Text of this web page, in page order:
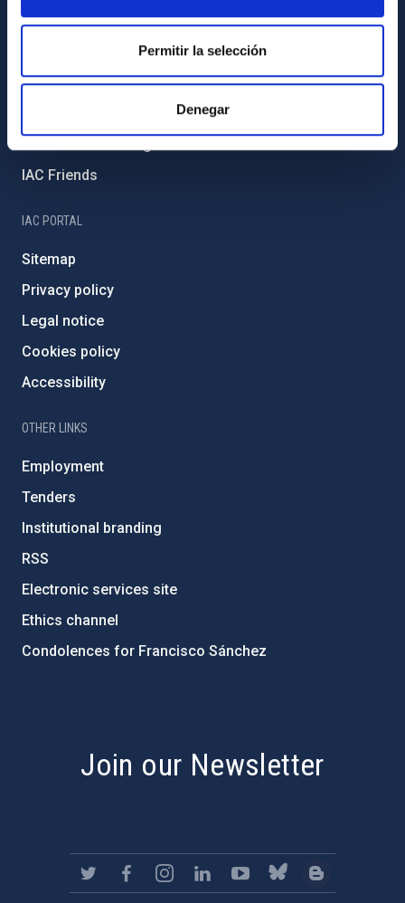
Permitir la selección
Denegar
Environment and Sustainability
IAC Projects
IAC Friends
IAC PORTAL
Sitemap
Privacy policy
Legal notice
Cookies policy
Accessibility
OTHER LINKS
Employment
Tenders
Institutional branding
RSS
Electronic services site
Ethics channel
Condolences for Francisco Sánchez
Join our Newsletter